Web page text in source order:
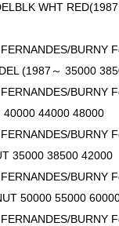
WHT
BURNY
(1987～ 35000
BURNY
40000 44000 48000
BURNY
35000 38500 42000
BURNY
50000 55000
BURNY